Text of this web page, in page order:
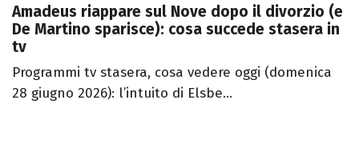
Amadeus riappare sul Nove dopo il divorzio (e
De Martino sparisce): cosa succede stasera in
tv
Programmi tv stasera, cosa vedere oggi (domenica
28 giugno 2026): l’intuito di Elsbe...